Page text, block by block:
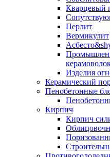
Кварцевый
Перлит
Вермикулит
Изделия
Керамический
Пенобетонные
Кирпич
Кирпич